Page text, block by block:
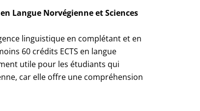
Langue Norvégienne et Sciences
linguistique en complétant et en
60 crédits ECTS en langue
utile pour les étudiants qui
car elle offre une compréhension